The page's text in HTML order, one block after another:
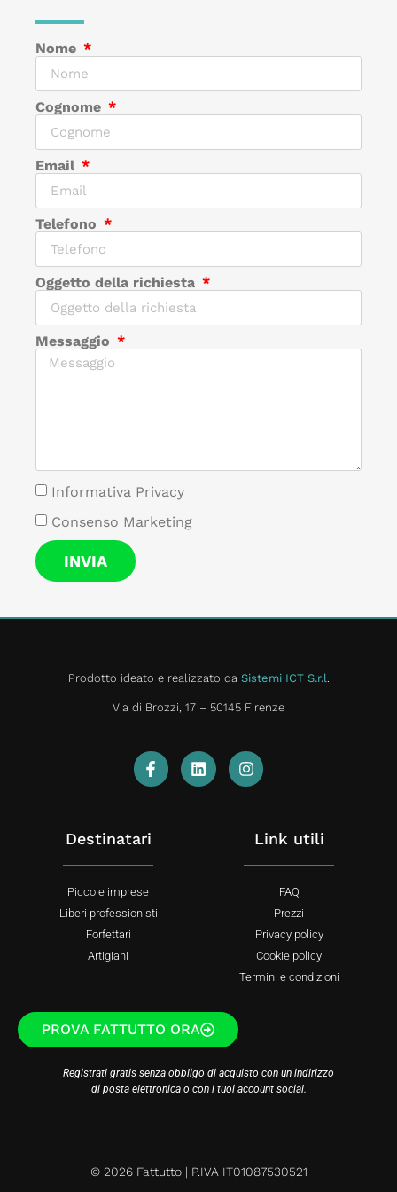
Nome
Cognome
Email
Telefono
Oggetto della richiesta
Messaggio
Informativa Privacy
Consenso Marketing
INVIA
Prodotto ideato e realizzato da Sistemi ICT S.r.l
Via di Brozzi, 17 – 50145 Firenze
Destinatari
Piccole imprese
Liberi professionisti
Forfettari
Artigiani
Link utili
FAQ
Prezzi
Privacy policy
Cookie policy
Termini e condizioni
PROVA FATTUTTO ORA
Registrati gratis senza obbligo di acquisto con un indirizzo
di posta elettronica o con i tuoi account social.
© 2026 Fattutto | P.IVA IT01087530521